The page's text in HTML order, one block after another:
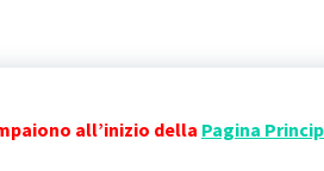
all’inizio della Pagina